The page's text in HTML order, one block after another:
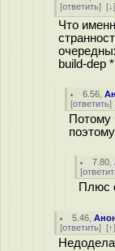
[ответить] [↓
Что
build-dep
6.56 ,
[ответить]
Потому
7.80 ,
[
Плюс
5.46 ,
[ответить] [↑